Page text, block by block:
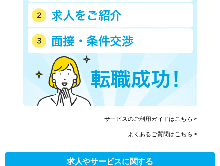
線
愛知環状鉄道
愛知高速交通リニモ
豊橋鉄道渥美線
豊橋鉄道東田本線(駅前－運
動公園前)
豊橋鉄道東田本線(井原－赤
ゆとりーとライン
JR東海交通事業城北線
サービスのご利用ガイドはこちら >
よくあるご質問はこちら >
求人やサービスに関する